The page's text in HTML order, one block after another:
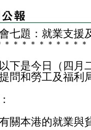
七題：就業支援
＊ ＊ ＊ ＊ ＊ ＊ ＊ ＊ ＊ ＊
是今日（四月二
問和勞工及福利
本港的就業與貧